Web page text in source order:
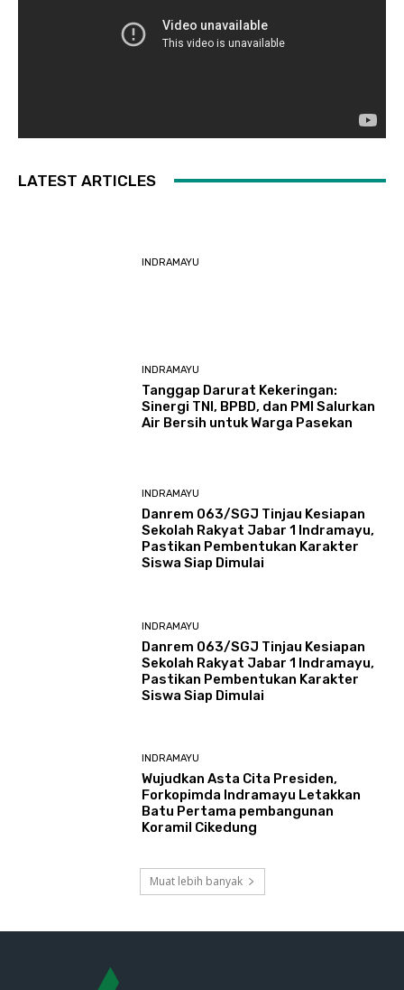
LATEST ARTICLES
INDRAMAYU
INDRAMAYU
​Tanggap Darurat Kekeringan:
Sinergi TNI, BPBD, dan PMI Salurkan
Air Bersih untuk Warga Pasekan
INDRAMAYU
Danrem 063/SGJ Tinjau Kesiapan
Sekolah Rakyat Jabar 1 Indramayu,
Pastikan Pembentukan Karakter
Siswa Siap Dimulai
INDRAMAYU
Danrem 063/SGJ Tinjau Kesiapan
Sekolah Rakyat Jabar 1 Indramayu,
Pastikan Pembentukan Karakter
Siswa Siap Dimulai
INDRAMAYU
​Wujudkan Asta Cita Presiden,
Forkopimda Indramayu Letakkan
Batu Pertama pembangunan
Koramil Cikedung
Muat lebih banyak